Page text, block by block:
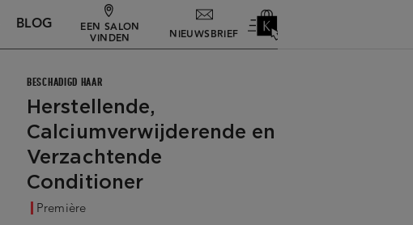
BLOG EEN SALON
VINDEN NIEUWSBRIEF
BESCHADIGD HAAR
Herstellende,
Calciumverwijderende en
Verzachtende
Conditioner
Première